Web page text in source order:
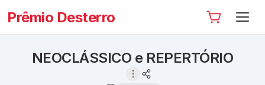
Prêmio Desterro
NEOCLÁSSICO e REPERTÓRIO